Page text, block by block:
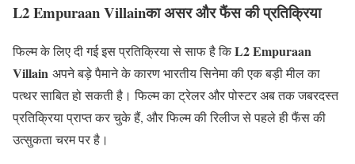
L2 Empuraan Villainका असर और फैंस की प्रतिक्रिया
फिल्म के लिए दी गई इस प्रतिक्रिया से साफ है किL2 Empuraan
Villain अपने बड़े पैमाने के कारण भारतीय सिनेमा की एक बड़ी मील का
पत्थर साबित हो सकती है। फिल्म का ट्रेलर और पोस्टर अब तक जबरदस्त
प्रतिक्रिया प्राप्त कर चुके हैं, और फिल्म की रिलीज से पहले ही फैंस की
उत्सुकता चरम पर है।